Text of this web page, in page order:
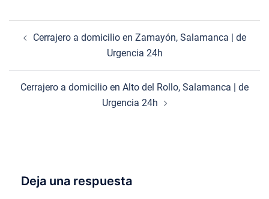
de
Cerrajero a domicilio en Zamayón, Salamanca | de
Urgencia 24h
Cerrajero a domicilio en Alto del Rollo, Salamanca | de
Urgencia 24h
Deja una respuesta